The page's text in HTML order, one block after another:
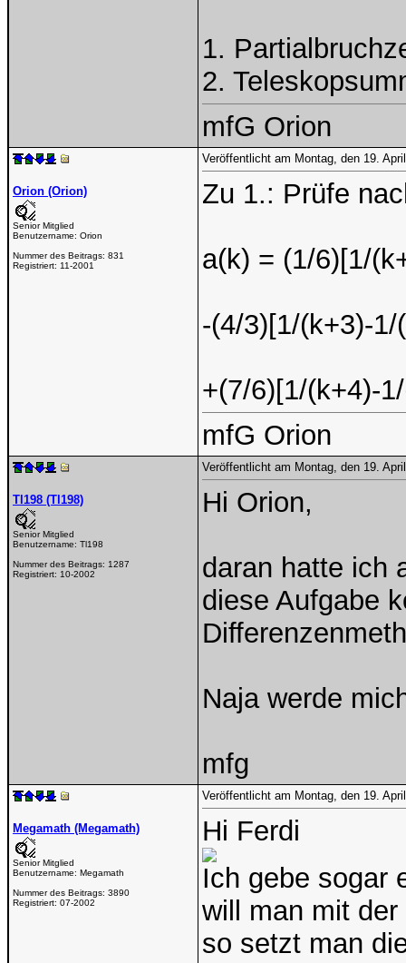
1.
2.
mfG Orion
Orion (Orion)
Senior Mitglied
Benutzername: Orion
Nummer des Beitrags: 831
Registriert: 11-2001
Veröffentlicht am Montag, den 19.
Zu 1.: Prüfe
a(k) = (1/6)[1/
-(4/3)[1/(k+3)-1/
+(7/6)[1/(k+4)-
mfG Orion
Tl198 (Tl198)
Senior Mitglied
Benutzername: Tl198
Nummer des Beitrags: 1287
Registriert: 10-2002
Veröffentlicht am Montag, den 19.
Hi Orion,
daran hatte ich
diese Aufgabe
Naja werde
mfg
Megamath (Megamath)
Senior Mitglied
Benutzername: Megamath
Nummer des Beitrags: 3890
Registriert: 07-2002
Veröffentlicht am Montag, den 19.
Hi Ferdi
Ich gebe sogar
will man mit
so setzt man